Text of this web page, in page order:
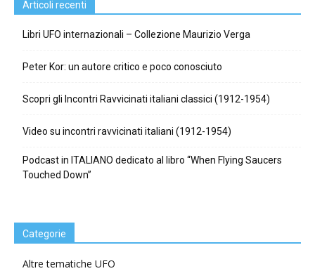
Articoli recenti
Libri UFO internazionali – Collezione Maurizio Verga
Peter Kor: un autore critico e poco conosciuto
Scopri gli Incontri Ravvicinati italiani classici (1912-1954)
Video su incontri ravvicinati italiani (1912-1954)
Podcast in ITALIANO dedicato al libro “When Flying Saucers
Touched Down”
Categorie
Altre tematiche UFO